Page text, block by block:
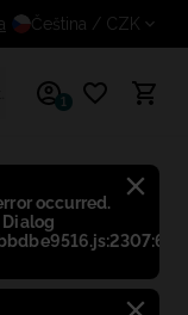
occurred.
Dialog
Čeština / CZK
1